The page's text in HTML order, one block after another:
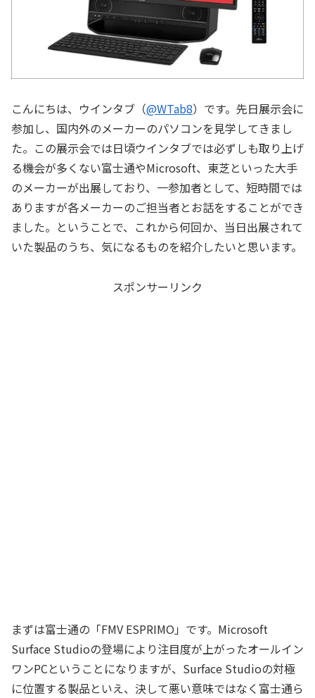
こんにちは、ウインタブ（@WTab8）です。先日展示会に
参加し、国内外のメーカーのパソコンを見学してきまし
た。この展示会では日頃ウインタブでは必ずしも取り上げ
る機会が多くない富士通やMicrosoft、東芝といった大手
のメーカーが出展しており、一参加者として、短時間では
ありますが各メーカーのご担当者とお話をすることができ
ました。ということで、これから何回か、当日出展されて
いた製品のうち、気になるものを紹介したいと思います。
スポンサーリンク
まずは富士通の「FMV ESPRIMO」です。Microsoft
Surface Studioの登場により注目度が上がったオールイン
ワンPCということになりますが、Surface Studioの対極
に位置する製品といえ、決して悪い意味ではなく富士通ら